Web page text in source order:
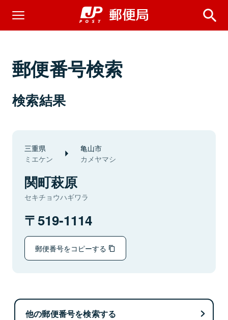
郵便番号検索
検索結果
三重県
ミエケン
亀山市
カメヤマシ
関町萩原
セキチョウハギワラ
519-1114
郵便番号をコピーする
他の郵便番号を検索する